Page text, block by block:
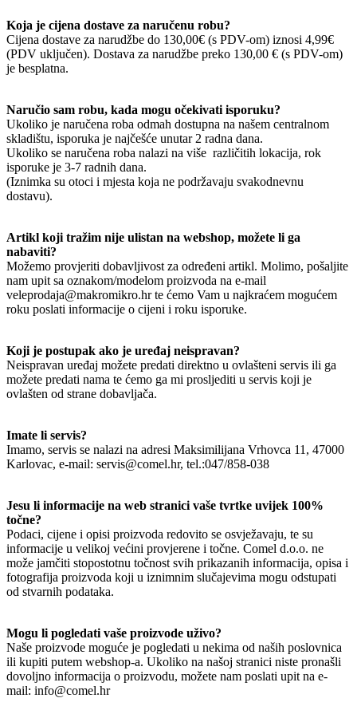
Koja je cijena dostave za naručenu robu?
Cijena dostave za narudžbe do 130,00€ (s PDV-om) iznosi 4,99€
(PDV uključen). Dostava za narudžbe preko 130,00 € (s PDV-om)
je besplatna.
Naručio sam robu, kada mogu očekivati isporuku?
Ukoliko je naručena roba odmah dostupna na našem centralnom
skladištu, isporuka je najčešće unutar 2 radna dana.
Ukoliko se naručena roba nalazi na više različitih lokacija, rok
isporuke je 3-7 radnih dana.
(Iznimka su otoci i mjesta koja ne podržavaju svakodnevnu
dostavu).
Artikl koji tražim nije ulistan na webshop, možete li ga
nabaviti?
Možemo provjeriti dobavljivost za određeni artikl. Molimo, pošaljite
nam upit sa oznakom/modelom proizvoda na e-mail
veleprodaja@makromikro.hr te ćemo Vam u najkraćem mogućem
roku poslati informacije o cijeni i roku isporuke.
Koji je postupak ako je uređaj neispravan?
Neispravan uređaj možete predati direktno u ovlašteni servis ili ga
možete predati nama te ćemo ga mi prosljediti u servis koji je
ovlašten od strane dobavljača.
Imate li servis?
Imamo, servis se nalazi na adresi Maksimilijana Vrhovca 11, 47000
Karlovac, e-mail: servis@comel.hr, tel.:047/858-038
Jesu li informacije na web stranici vaše tvrtke uvijek 100%
točne?
Podaci, cijene i opisi proizvoda redovito se osvježavaju, te su
informacije u velikoj većini provjerene i točne. Comel d.o.o. ne
može jamčiti stopostotnu točnost svih prikazanih informacija, opisa i
fotografija proizvoda koji u iznimnim slučajevima mogu odstupati
od stvarnih podataka.
Mogu li pogledati vaše proizvode uživo?
Naše proizvode moguće je pogledati u nekima od naših poslovnica
ili kupiti putem webshop-a. Ukoliko na našoj stranici niste pronašli
dovoljno informacija o proizvodu, možete nam poslati upit na e-
mail: info@comel.hr